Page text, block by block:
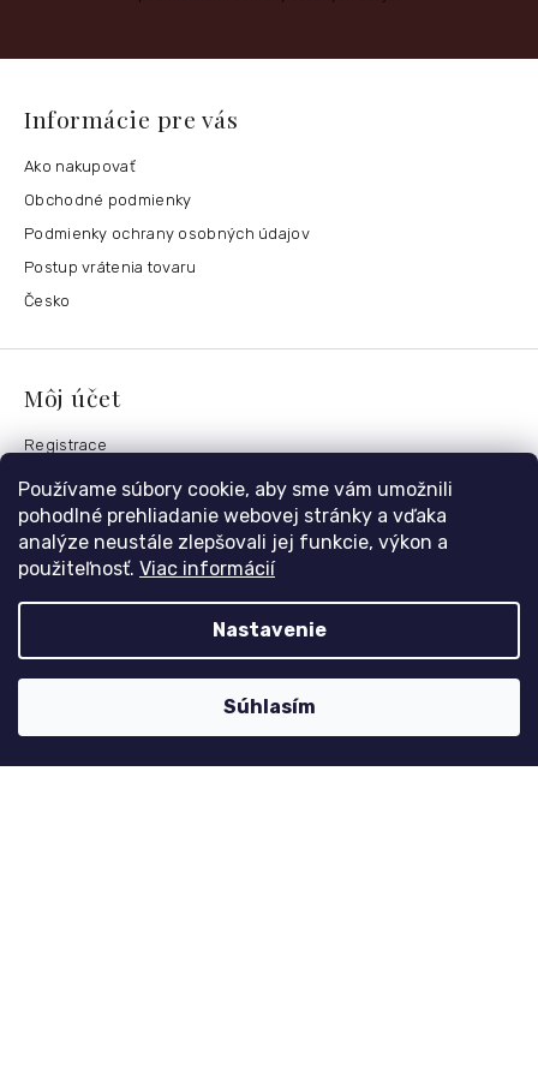
Používame súbory cookie, aby sme vám umožnili
pohodlné prehliadanie webovej stránky a vďaka
analýze neustále zlepšovali jej funkcie, výkon a
použiteľnosť. Viac informácií
Nastavenie
Súhlasím
Informácie pre vás
Ako nakupovať
Obchodné podmienky
Podmienky ochrany osobných údajov
Postup vrátenia tovaru
Česko
Môj účet
Registrace
Přihlášení
Historie objednávek
Kontaktujte nás
nolimit@dzinyodevy.cz